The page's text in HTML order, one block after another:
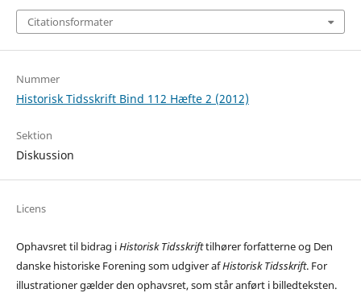
Citationsformater
Nummer
Historisk Tidsskrift Bind 112 Hæfte 2 (2012)
Sektion
Diskussion
Licens
Ophavsret til bidrag iHistorisk Tidsskrifttilhører forfatterne og Den
danske historiske Forening som udgiver afHistorisk Tidsskrift. For
illustrationer gælder den ophavsret, som står anført i billedteksten.